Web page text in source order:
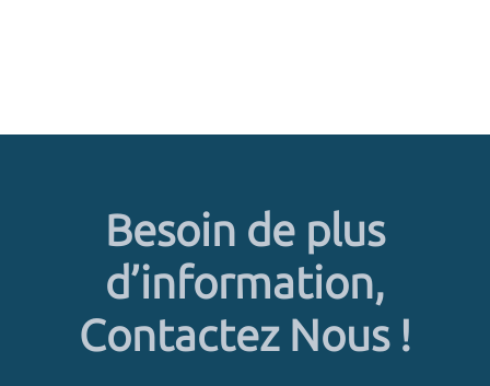
Besoin de plus
d’information,
Contactez Nous !